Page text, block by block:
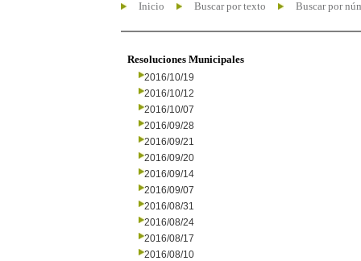
Inicio Buscar por texto Buscar por
Resoluciones Municipales
2016/10/19
2016/10/12
2016/10/07
2016/09/28
2016/09/21
2016/09/20
2016/09/14
2016/09/07
2016/08/31
2016/08/24
2016/08/17
2016/08/10